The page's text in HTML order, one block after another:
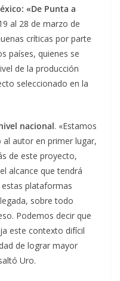
«De Punta a
al 28 de marzo de
críticas por parte
países, quienes se
de la producción
seleccionado en la
nacional. «Estamos
autor en primer lugar,
de este proyecto,
alcance que tendrá
plataformas
sobre todo
Podemos decir que
este contexto difícil
de lograr mayor
Uro.